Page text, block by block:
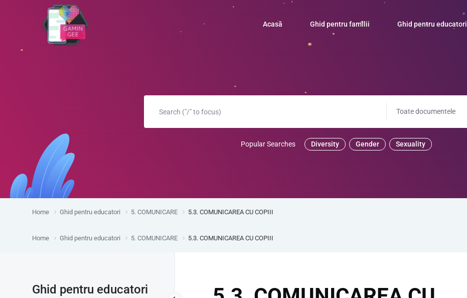
Acasă Ghid pentru familii Ghid pentru educatori
Toate documentele
Popular Searches Diversity Gender Sexuality
Home Ghid pentru educatori 5. COMUNICARE 5.3. COMUNICAREA CU COPIII
Home Ghid pentru educatori 5. COMUNICARE 5.3. COMUNICAREA CU COPIII
Ghid pentru educatori